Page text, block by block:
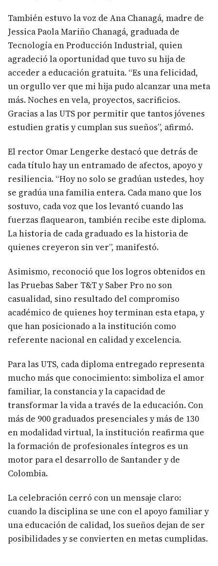
También estuvo la voz de Ana Chanagá, madre de
Jessica Paola Mariño Chanagá, graduada de
Tecnología en Producción Industrial, quien
agradeció la oportunidad que tuvo su hija de
acceder a educación gratuita. “Es una felicidad,
un orgullo ver que mi hija pudo alcanzar una meta
más. Noches en vela, proyectos, sacrificios.
Gracias a las UTS por permitir que tantos jóvenes
estudien gratis y cumplan sus sueños”, afirmó.
El rector Omar Lengerke destacó que detrás de
cada título hay un entramado de afectos, apoyo y
resiliencia. “Hoy no solo se gradúan ustedes, hoy
se gradúa una familia entera. Cada mano que los
sostuvo, cada voz que los levantó cuando las
fuerzas flaquearon, también recibe este diploma.
La historia de cada graduado es la historia de
quienes creyeron sin ver”, manifestó.
Asimismo, reconoció que los logros obtenidos en
las Pruebas Saber T&T y Saber Pro no son
casualidad, sino resultado del compromiso
académico de quienes hoy terminan esta etapa, y
que han posicionado a la institución como
referente nacional en calidad y excelencia.
Para las UTS, cada diploma entregado representa
mucho más que conocimiento: simboliza el amor
familiar, la constancia y la capacidad de
transformar la vida a través de la educación. Con
más de 900 graduados presenciales y más de 130
en modalidad virtual, la institución reafirma que
la formación de profesionales íntegros es un
motor para el desarrollo de Santander y de
Colombia.
La celebración cerró con un mensaje claro:
cuando la disciplina se une con el apoyo familiar y
una educación de calidad, los sueños dejan de ser
posibilidades y se convierten en metas cumplidas.